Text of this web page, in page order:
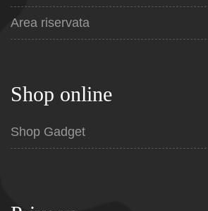
Area riservata
Shop online
Shop Gadget